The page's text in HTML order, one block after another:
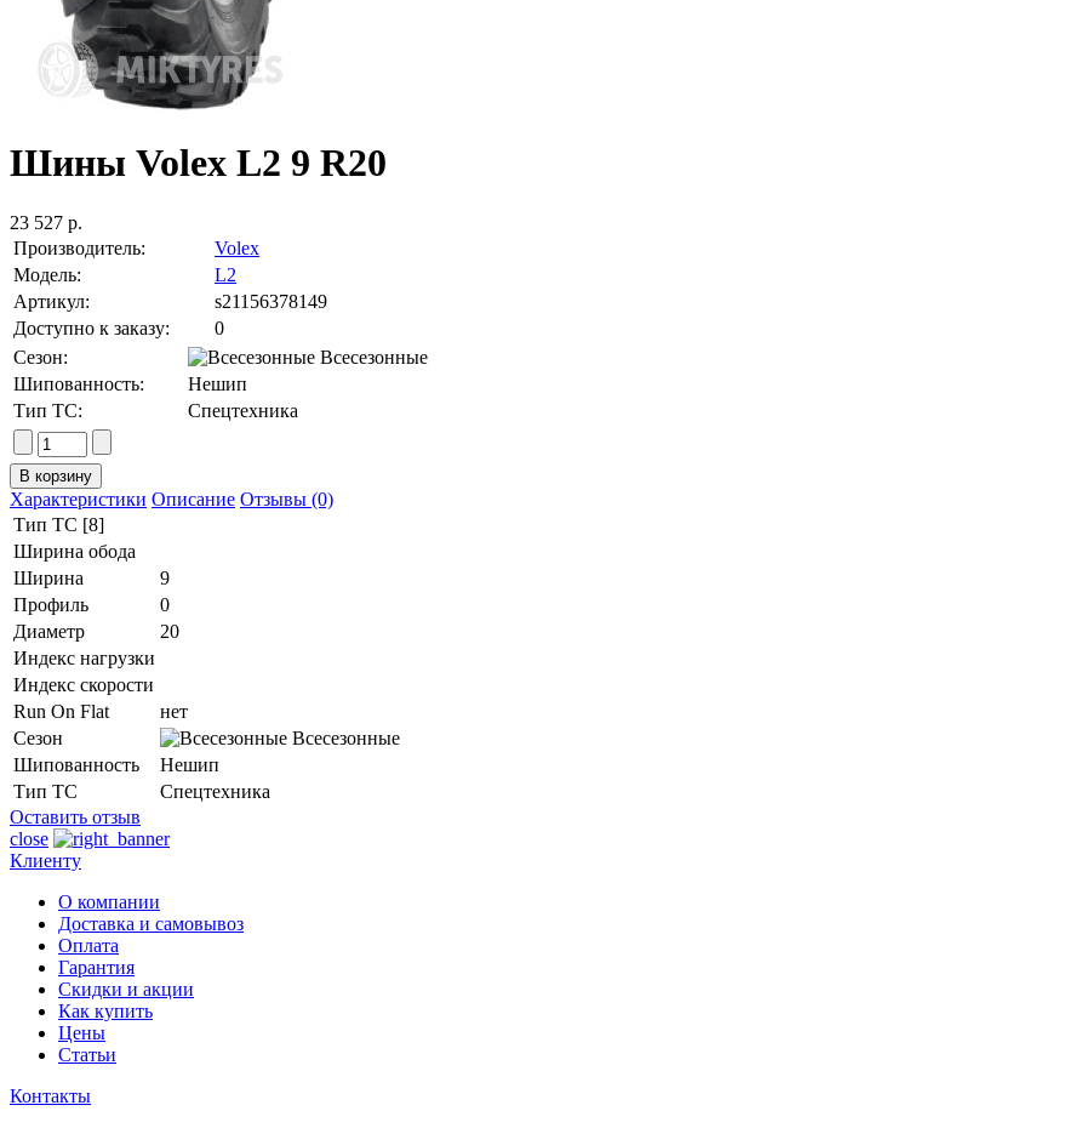
Шины Volex L2 9 R20
23 527 р.
Производитель:
Volex
Модель:
L2
Артикул:
s21156378149
Доступно к заказу:
0
Сезон:
Всесезонные
Шипованность:
Нешип
Тип ТС:
Спецтехника
Характеристики Описание Отзывы (0)
Тип ТС [8]
Ширина обода
Ширина
9
Профиль
0
Диаметр
20
Индекс нагрузки
Индекс скорости
Run On Flat
нет
Сезон
Всесезонные
Шипованность
Нешип
Тип ТС
Спецтехника
Оставить отзыв
close
Клиенту
О компании
Доставка и самовывоз
Оплата
Гарантия
Скидки и акции
Как купить
Цены
Статьи
Контакты